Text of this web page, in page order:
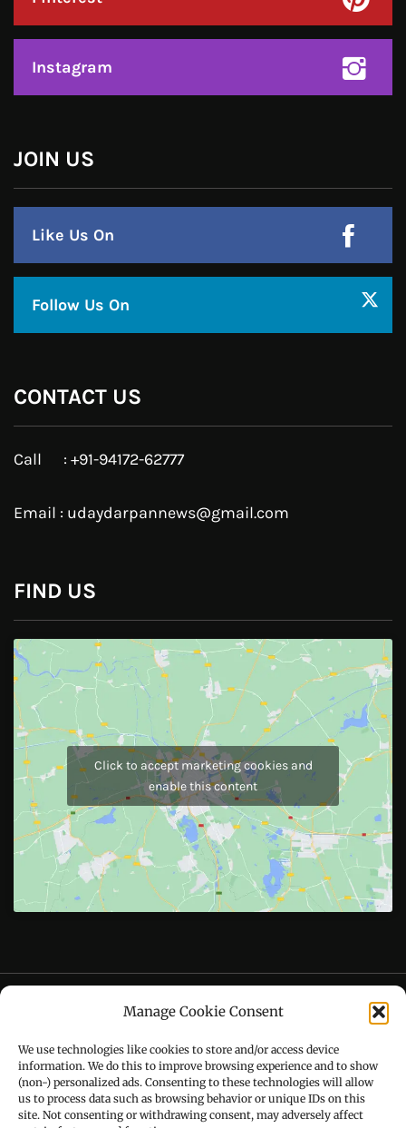
Manage Cookie Consent
We use technologies like cookies to store and/or access device
information. We do this to improve browsing experience and to show
(non-) personalized ads. Consenting to these technologies will allow
us to process data such as browsing behavior or unique IDs on this
site. Not consenting or withdrawing consent, may adversely affect
हमसे जुड़े !!
Facebook
Instagram
JOIN US
Like Us On
Follow Us On
Call : +91-94172-62777
Email : udaydarpannews@gmail.com